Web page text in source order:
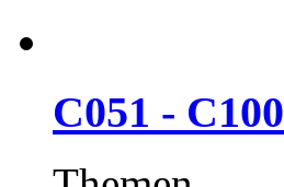
C051 - C100